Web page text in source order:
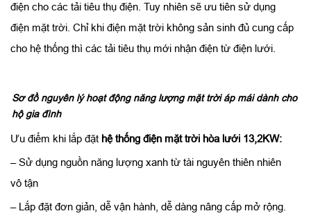
điện cho các tải tiêu thụ điện. Tuy nhiên sẽ ưu tiên sử dụng
điện mặt trời. Chỉ khi điện mặt trời không sản sinh đủ cung cấp
cho hệ thống thì các tải tiêu thụ mới nhận điện từ điện lưới.
Sơ đồ nguyên lý hoạt động năng lượng mặt trời áp mái dành cho
hộ gia đình
Ưu điểm khi lắp đặt hệ thống điện mặt trời hòa lưới 13,2KW:
– Sử dụng nguồn năng lượng xanh từ tài nguyên thiên nhiên
vô tận
– Lắp đặt đơn giản, dễ vận hành, dễ dàng nâng cấp mở rộng.